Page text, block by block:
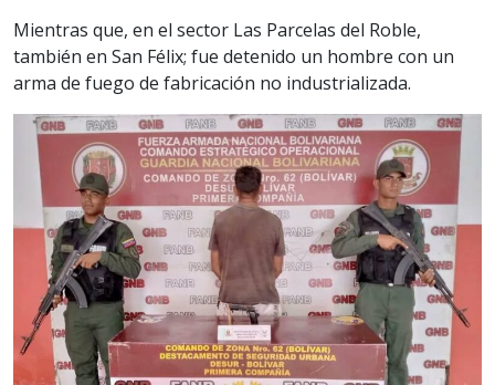
Mientras que, en el sector Las Parcelas del Roble,
también en San Félix; fue detenido un hombre con un
arma de fuego de fabricación no industrializada.